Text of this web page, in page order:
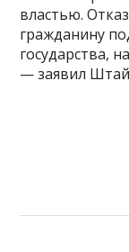
властью.
гражданину
государства,
— заявил